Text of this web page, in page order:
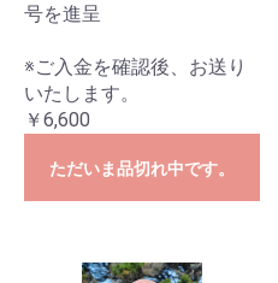
号を進呈
※ご入金を確認後、お送り
いたします。
￥6,600
ただいま品切れ中です。